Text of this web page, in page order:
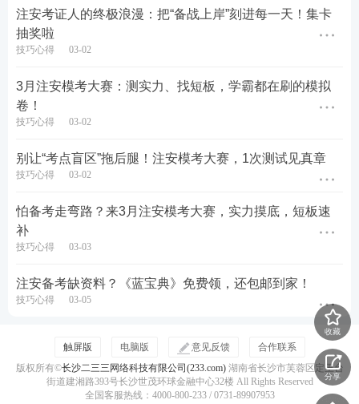
的闪耀登场！
6月3日18:00-22:00，《蓝宝典4.0》发布会将在233网
主编老师将亲临直播间，为大家详细解读《蓝宝典4.
0》的全新亮点，分享注安备考的独家秘籍。直播间还
233周边实物礼品、课程5折优惠券等，千万不要错
🎁 《蓝宝典4.0》发布会专属免单福利，错过再等一
年！点击图片，
注安考证人的终极浪漫：把“备战上岸”刻进每一天！集卡
抽奖啦
技巧心得 03-02
3月注安模考大赛：测实力、找短板，学霸都在刷的模拟
卷！
技巧心得 03-02
别让“考点盲区”拖后腿！注安模考大赛，1次测试见真章
技巧心得 03-02
怕备考走弯路？来3月注安模考大赛，实力摸底，短板速
补
技巧心得 03-03
注安备考缺资料？《蓝宝典》免费领，还包邮到家！
技巧心得 03-05
收藏
分享
触屏版 电脑版 意见反馈
合作联系
版权所有©长沙二三三网络科技有限公司(233.com)湖南省长沙市芙蓉区定王台
街道建湘路393号长沙世茂环球金融中心32楼 All Rights Reserved
全国客服热线：4000-800-233 / 0731-89907953